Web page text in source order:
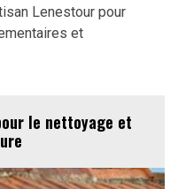
Lenestour pour
et
le nettoyage et